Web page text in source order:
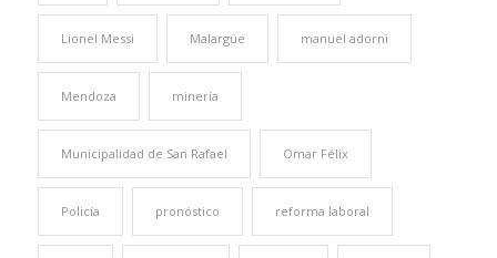
Lionel Messi Malargüe manuel adorni
Mendoza minería
Municipalidad de San Rafael Omar Félix
Policía pronóstico reforma laboral